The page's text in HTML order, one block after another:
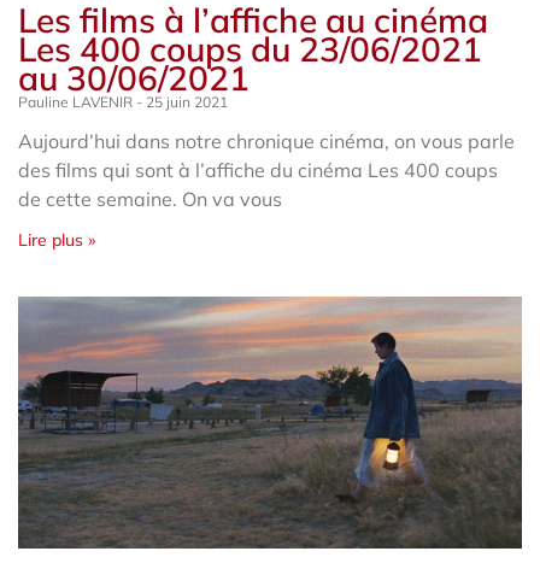
Les films à l’affiche au cinéma
Les 400 coups du 23/06/2021
au 30/06/2021
Pauline LAVENIR 25 juin 2021
Aujourd’hui dans notre chronique cinéma, on vous parle
des films qui sont à l’affiche du cinéma Les 400 coups
de cette semaine. On va vous
Lire plus »